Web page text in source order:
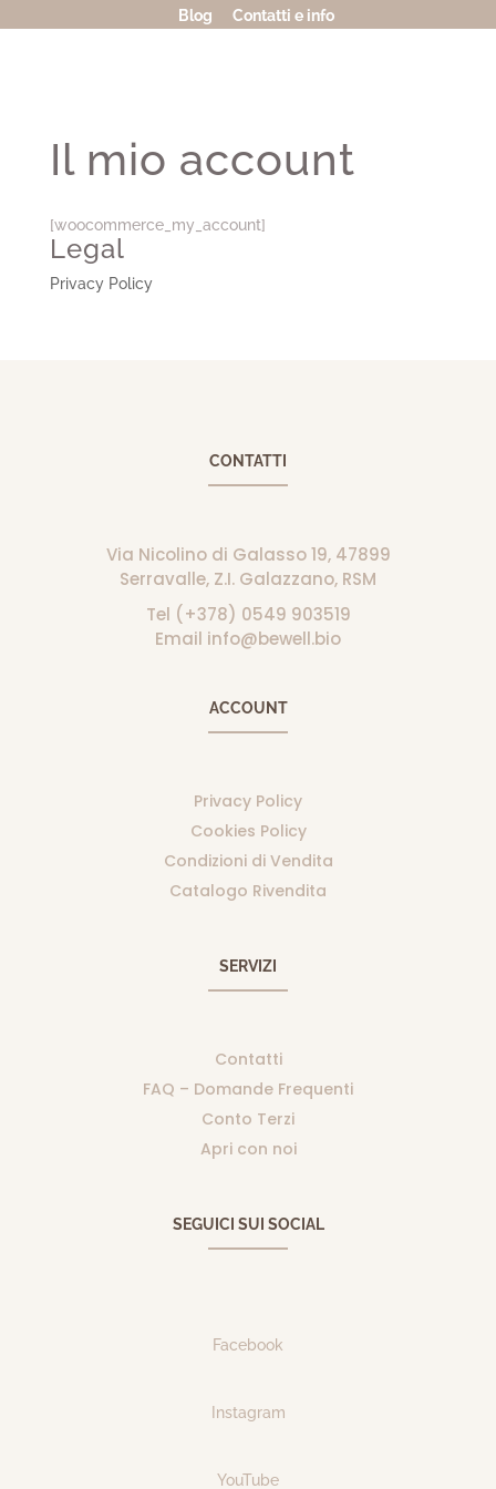
Blog Contatti e info
Il mio account
[woocommerce_my_account]
Legal
Privacy Policy
CONTATTI
Via Nicolino di Galasso 19, 47899
Serravalle, Z.I. Galazzano, RSM
Tel (+378) 0549 903519
Email info@bewell.bio
ACCOUNT
Privacy Policy
Cookies Policy
Condizioni di Vendita
Catalogo Rivendita
SERVIZI
Contatti
FAQ – Domande Frequenti
Conto Terzi
Apri con noi
SEGUICI SUI SOCIAL
Facebook
Instagram
YouTube